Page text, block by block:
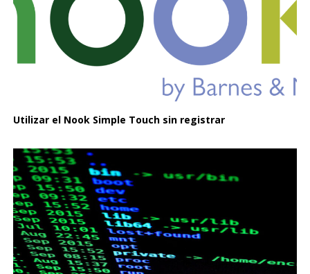
Utilizar el Nook Simple Touch sin registrar